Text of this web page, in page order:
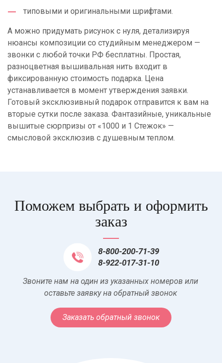
типовыми и оригинальными шрифтами.
А можно придумать рисунок с нуля, детализируя
нюансы композиции со студийным менеджером —
звонки с любой точки РФ бесплатны. Простая,
разноцветная вышивальная нить входит в
фиксированную стоимость подарка. Цена
устанавливается в момент утверждения заявки.
Готовый эксклюзивный подарок отправится к вам на
вторые сутки после заказа. Фантазийные, уникальные
вышитые сюрпризы от «1000 и 1 Стежок» —
смысловой эксклюзив с душевным теплом.
Поможем выбрать и оформить
заказ
8-800-200-71-39
8-922-017-31-10
Звоните нам на один из указанных номеров или
оставьте заявку на обратный звонок
Заказать обратный звонок